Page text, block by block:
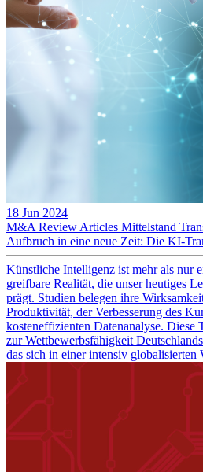
18 Jun 2024
M&A Review Articles Mittelstand
Aufbruch in eine neue Zeit: Die KI-
Künstliche Intelligenz ist mehr als nur
greifbare Realität, die unser heutiges
prägt. Studien belegen ihre
Produktivität, der Verbesserung des
kosteneffizienten Datenanalyse. Diese
zur Wettbewerbsfähigkeit
das sich in einer intensiv globalisierten